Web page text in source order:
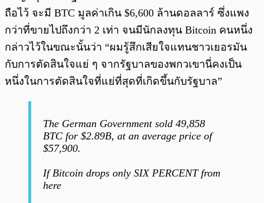
ถือไว้ จะมี BTC มูลค่าเกิน $6,600 ล้านดอลลาร์ ซึ่งแพง
กว่าที่ขายไปถึงกว่า 2 เท่า จนมีนักลงทุน Bitcoin คนหนึ่ง
กล่าวไว้ในขณะนั้นว่า “ผมรู้สึกเสียใจแทนชาวเยอรมัน
กับการตัดสินใจแย่ ๆ จากรัฐบาลของพกวเขานี่คงเป็น
หนึ่งในการตัดสินใจที่แย่ที่สุดที่เกิดขึ้นกับรัฐบาล”
The German Government sold 49,858
BTC for $2.89B, at an average price of
$57,900.
If Bitcoin drops only SIX PERCENT from
here